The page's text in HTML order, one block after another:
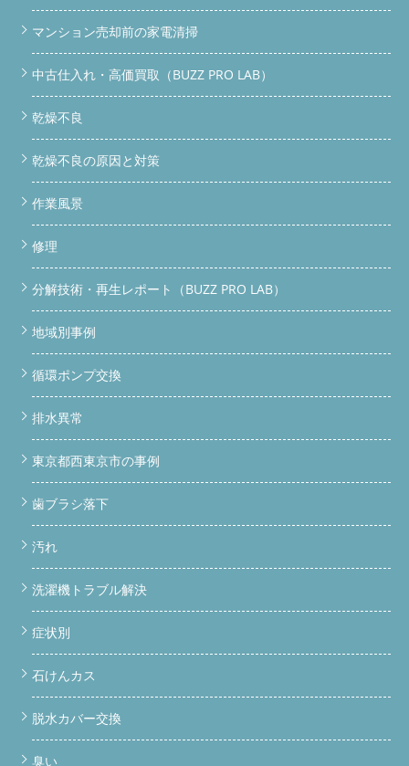
マンション売却前の家電清掃
中古仕入れ・高価買取（BUZZ PRO LAB）
乾燥不良
乾燥不良の原因と対策
作業風景
修理
分解技術・再生レポート（BUZZ PRO LAB）
地域別事例
循環ポンプ交換
排水異常
東京都西東京市の事例
歯ブラシ落下
汚れ
洗濯機トラブル解決
症状別
石けんカス
脱水カバー交換
臭い